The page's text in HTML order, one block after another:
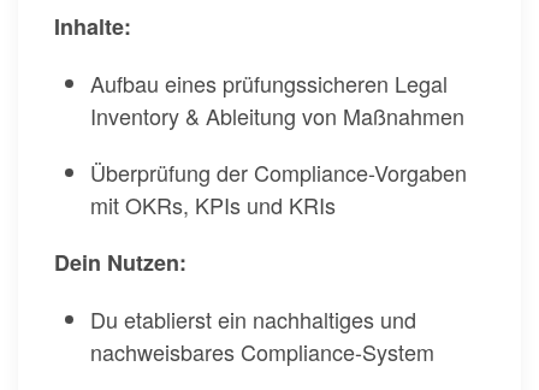
Inhalte:
Aufbau eines prüfungssicheren Legal
Inventory & Ableitung von Maßnahmen
Überprüfung der Compliance-Vorgaben
mit OKRs, KPIs und KRIs
Dein Nutzen:
Du etablierst ein nachhaltiges und
nachweisbares Compliance-System